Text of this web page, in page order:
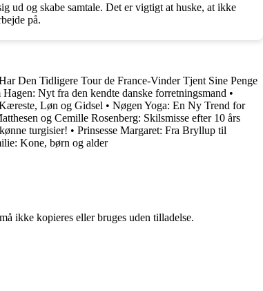
ud og skabe samtale. Det er vigtigt at huske, at ikke
på.
Den Tidligere Tour de France-Vinder Tjent Sine Penge
Hagen: Nyt fra den kendte danske forretningsmand •
Løn og Gidsel • Nøgen Yoga: En Ny Trend for
og Cemille Rosenberg: Skilsmisse efter 10 års
turgisier! • Prinsesse Margaret: Fra Bryllup til
Kone, børn og alder
ikke kopieres eller bruges uden tilladelse.